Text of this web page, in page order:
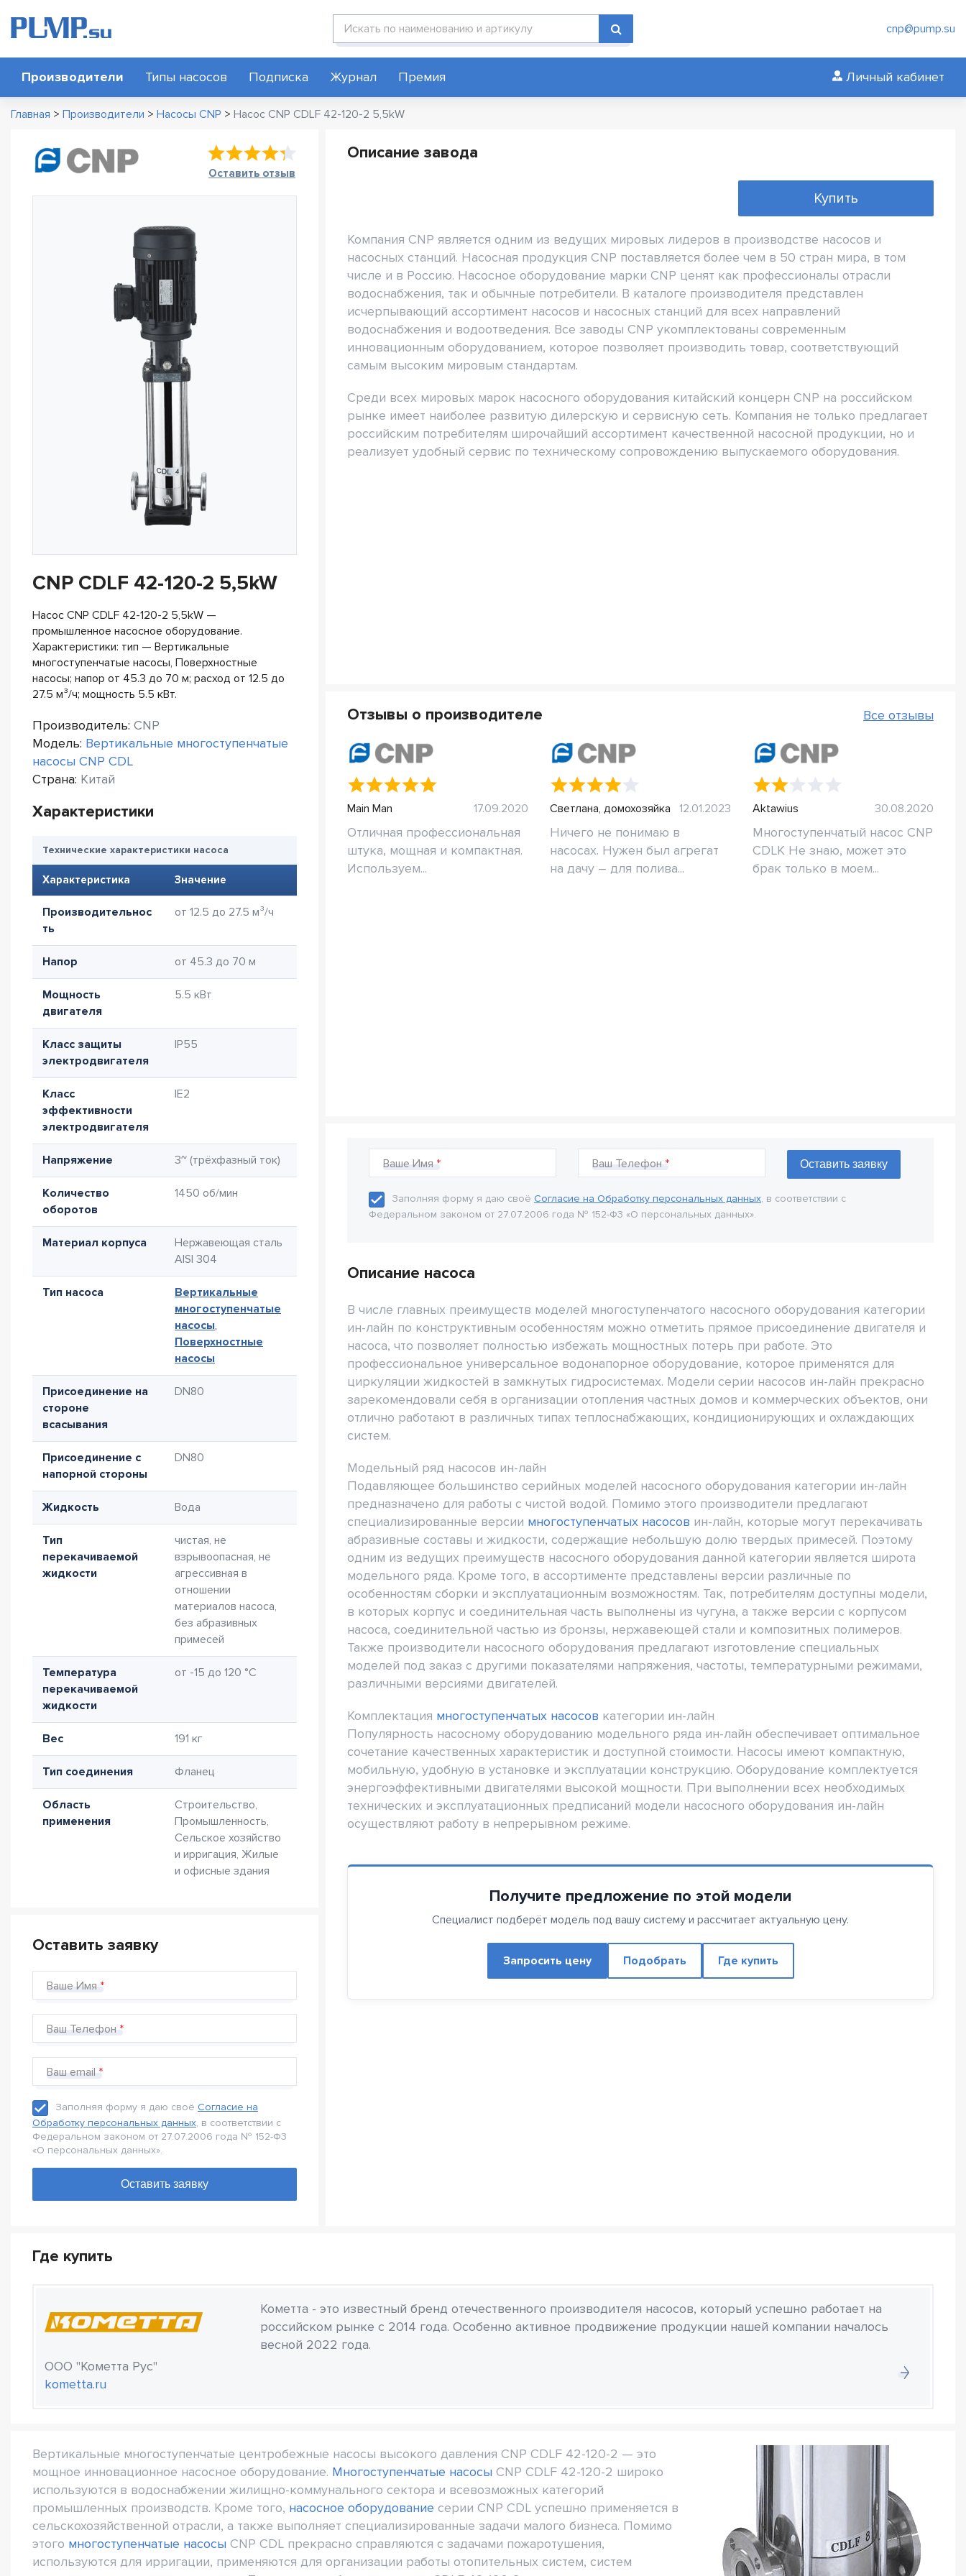
Поиск по каталогу cnp@pump.su
Производители Типы насосов Подписка Журнал Премия Личный кабинет
Главная > Производители > Насосы CNP > Насос CNP CDLF 42-120-2 5,5kW
Оставить отзыв
CNP CDLF 42-120-2 5,5kW
Насос CNP CDLF 42-120-2 5,5kW —
промышленное насосное оборудование.
Характеристики: тип — Вертикальные
многоступенчатые насосы, Поверхностные
насосы; напор от 45.3 до 70 м; расход от 12.5 до
27.5 м³/ч; мощность 5.5 кВт.
Производитель: CNP
Модель: Вертикальные многоступенчатые
насосы CNP CDL
Страна: Китай
Характеристики
Технические характеристики насоса
Характеристика Значение
Производительнос
ть
от 12.5 до 27.5 м³/ч
Напор от 45.3 до 70 м
Мощность
двигателя
5.5 кВт
Класс защиты
электродвигателя
IP55
Класс
эффективности
электродвигателя
IE2
Напряжение 3~ (трёхфазный ток)
Количество
оборотов
1450 об/мин
Материал корпуса
Нержавеющая сталь
AISI 304
Тип насоса
Вертикальные
многоступенчатые
насосы,
Поверхностные
насосы
Присоединение на
стороне
всасывания
DN80
Присоединение с
напорной стороны
DN80
Жидкость Вода
Тип
перекачиваемой
жидкости
чистая, не
взрывоопасная, не
агрессивная в
отношении
материалов насоса,
без абразивных
примесей
Температура
перекачиваемой
жидкости
от -15 до 120 °C
Вес 191 кг
Тип соединения Фланец
Область
применения
Строительство,
Промышленность,
Сельское хозяйство
и ирригация, Жилые
и офисные здания
Оставить заявку
Ваше Имя
Ваш Телефон
Ваш email
Заполняя форму я даю своё Согласие на
Обработку персональных данных, в соответствии с
Федеральном законом от 27.07.2006 года № 152-Ф3
«О персональных данных».
Описание завода
Купить
Компания CNP является одним из ведущих мировых лидеров в производстве насосов и
насосных станций. Насосная продукция CNP поставляется более чем в 50 стран мира, в том
числе и в Россию. Насосное оборудование марки CNP ценят как профессионалы отрасли
водоснабжения, так и обычные потребители. В каталоге производителя представлен
исчерпывающий ассортимент насосов и насосных станций для всех направлений
водоснабжения и водоотведения. Все заводы CNP укомплектованы современным
инновационным оборудованием, которое позволяет производить товар, соответствующий
самым высоким мировым стандартам.
Среди всех мировых марок насосного оборудования китайский концерн CNP на российском
рынке имеет наиболее развитую дилерскую и сервисную сеть. Компания не только предлагает
российским потребителям широчайший ассортимент качественной насосной продукции, но и
реализует удобный сервис по техническому сопровождению выпускаемого оборудования.
Отзывы о производителе Все отзывы
Main Man 17.09.2020
Отличная профессиональная
штука, мощная и компактная.
Используем...
Светлана, домохозяйка 12.01.2023
Ничего не понимаю в
насосах. Нужен был агрегат
на дачу – для полива...
Aktawius 30.08.2020
Многоступенчатый насос CNP
CDLK Не знаю, может это
брак только в моем...
Ваше Имя Ваш Телефон
Заполняя форму я даю своё Согласие на Обработку персональных данных, в соответствии с
Федеральном законом от 27.07.2006 года № 152-Ф3 «О персональных данных».
Описание насоса
В числе главных преимуществ моделей многоступенчатого насосного оборудования категории
ин-лайн по конструктивным особенностям можно отметить прямое присоединение двигателя и
насоса, что позволяет полностью избежать мощностных потерь при работе. Это
профессиональное универсальное водонапорное оборудование, которое применятся для
циркуляции жидкостей в замкнутых гидросистемах. Модели серии насосов ин-лайн прекрасно
зарекомендовали себя в организации отопления частных домов и коммерческих объектов, они
отлично работают в различных типах теплоснабжающих, кондиционирующих и охлаждающих
систем.
Модельный ряд насосов ин-лайн
Подавляющее большинство серийных моделей насосного оборудования категории ин-лайн
предназначено для работы с чистой водой. Помимо этого производители предлагают
специализированные версии многоступенчатых насосов ин-лайн, которые могут перекачивать
абразивные составы и жидкости, содержащие небольшую долю твердых примесей. Поэтому
одним из ведущих преимуществ насосного оборудования данной категории является широта
модельного ряда. Кроме того, в ассортименте представлены версии различные по
особенностям сборки и эксплуатационным возможностям. Так, потребителям доступны модели,
в которых корпус и соединительная часть выполнены из чугуна, а также версии с корпусом
насоса, соединительной частью из бронзы, нержавеющей стали и композитных полимеров.
Также производители насосного оборудования предлагают изготовление специальных
моделей под заказ с другими показателями напряжения, частоты, температурными режимами,
различными версиями двигателей.
Комплектация многоступенчатых насосов категории ин-лайн
Популярность насосному оборудованию модельного ряда ин-лайн обеспечивает оптимальное
сочетание качественных характеристик и доступной стоимости. Насосы имеют компактную,
мобильную, удобную в установке и эксплуатации конструкцию. Оборудование комплектуется
энергоэффективными двигателями высокой мощности. При выполнении всех необходимых
технических и эксплуатационных предписаний модели насосного оборудования ин-лайн
осуществляют работу в непрерывном режиме.
Получите предложение по этой модели
Специалист подберёт модель под вашу систему и рассчитает актуальную цену.
Запросить цену Подобрать Где купить
Где купить
ООО "Кометта Рус"
kometta.ru
Кометта - это известный бренд отечественного производителя насосов, который успешно работает на
российском рынке с 2014 года. Особенно активное продвижение продукции нашей компании началось
весной 2022 года.
Вертикальные многоступенчатые центробежные насосы высокого давления CNP CDLF 42-120-2 — это
мощное инновационное насосное оборудование. Многоступенчатые насосы CNP CDLF 42-120-2 широко
используются в водоснабжении жилищно-коммунального сектора и всевозможных категорий
промышленных производств. Кроме того, насосное оборудование серии CNP CDL успешно применяется в
сельскохозяйственной отрасли, а также выполняет специализированные задачи малого бизнеса. Помимо
этого многоступенчатые насосы CNP CDL прекрасно справляются с задачами пожаротушения,
используются для ирригации, применяются для организации работы отопительных систем, систем